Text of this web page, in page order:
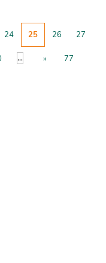
24 25 26 27
... » 77